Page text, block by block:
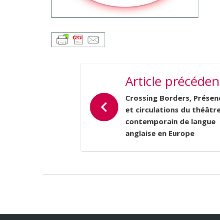
NAVIGATION
L’ARTICLE
Article
Crossing Borders,
et circulations du
contemporain de langue
anglaise en Europe